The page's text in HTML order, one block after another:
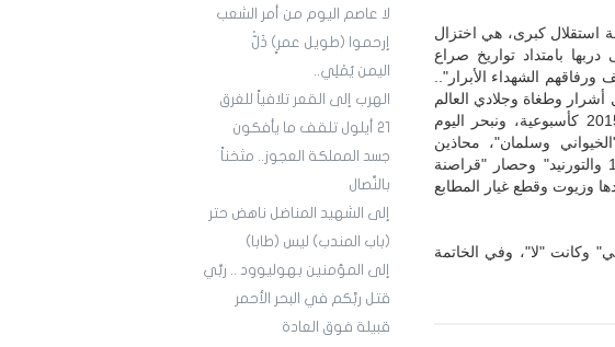
لا عاصم اليوم من أمر الشعب
إرحموا (طويل عمرٍ) ذَلّْ
اليمن يُمْلِي..
الهرب إلى القعر تلافياً للغرق
21 أيلول تلقف ما يأفكون
جسد المملكة العجوز.. مثخناً
بالنِّصال
إلى الشهيد المناضل ناهض حتر
(باب المندب) ليس (طابا)
إلى المؤمنين بهوليوود .. ربِّي
قتل ربَّكم في البحر الأحمر
قبيلة فوق العادة
استقلال كبرى، هي اختزال
بامتداد تواريخ صراع
الشهداء الأبرار"..
وطغاة وجلادي العالم
ضدنا.. ووسط كل هذا الخضم العاصف المتلاطم أبحرنا في نوفمبر 2015 كأسبوعية، ونبحر اليوم
وسلمان"، محاذين
خطواتهما، غير آبهين لكواتم الصوت، ولا نعيق بوم "الرافال والإف 16 والتورنيد" وحصار "قراصنة
وزيوت وقطع غيار المطابع
وكانت "لا"، وفي الخاتمة